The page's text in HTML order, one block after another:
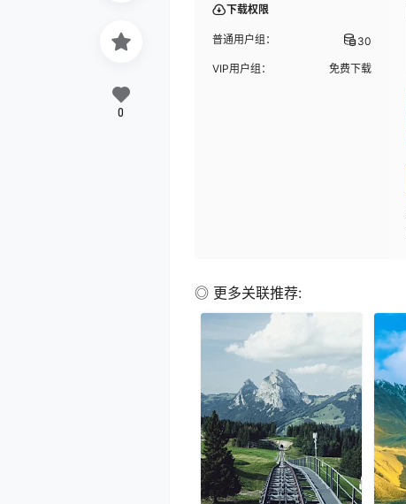
下载权限
普通用户组： 30
VIP用户组： 免费下载
◎ 更多关联推荐:
0